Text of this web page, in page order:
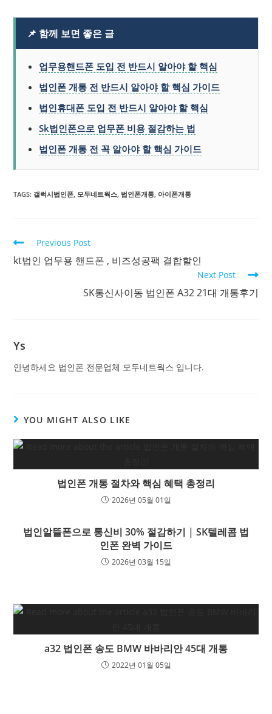
📌 함께 보면 좋은 글
업무용핸드폰 도입 전 반드시 알아야 할 핵심
법인폰 개통 전 반드시 알아야 할 핵심 가이드
법인휴대폰 도입 전 반드시 알아야 할 핵심
Sk법인폰으로 업무폰 비용 절감하는 법
법인폰 개통 전 꼭 알아야 할 핵심 가이드
TAGS: 갤럭시법인폰, 모두네트웍스, 법인폰개통, 아이폰개통
Previous Post
kt법인 업무용 핸드폰 , 비즈성공팩 결합할인
Next Post
SK통신사이동 법인폰 A32 21대 개통후기
Ys
안녕하세요 법인폰 전문업체 모두네트웍스 입니다.
YOU MIGHT ALSO LIKE
법인폰 개통 절차와 핵심 혜택 총정리
2026년 05월 01일
법인알뜰폰으로 통신비 30% 절감하기 | SK텔레콤 법
인폰 완벽 가이드
2026년 03월 15일
a32 법인폰 송도 BMW 바바리안 45대 개통
2022년 01월 05일